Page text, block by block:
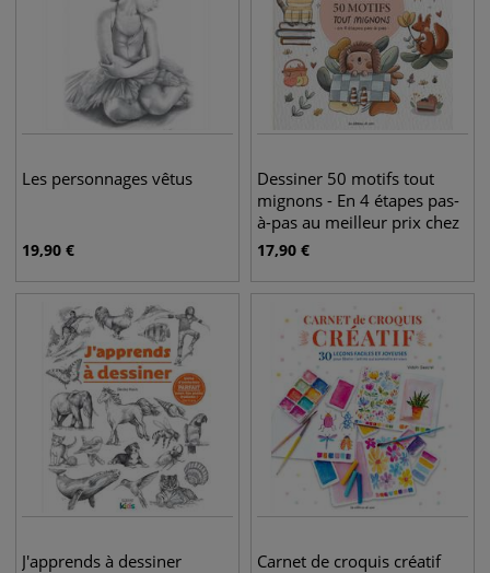
Les personnages vêtus
19,90 €
Dessiner 50 motifs tout
mignons - En 4 étapes pas-
à-pas au meilleur prix chez
Le Géant des Beaux-Arts,
17,90 €
J'apprends à dessiner Carnet de croquis créatif